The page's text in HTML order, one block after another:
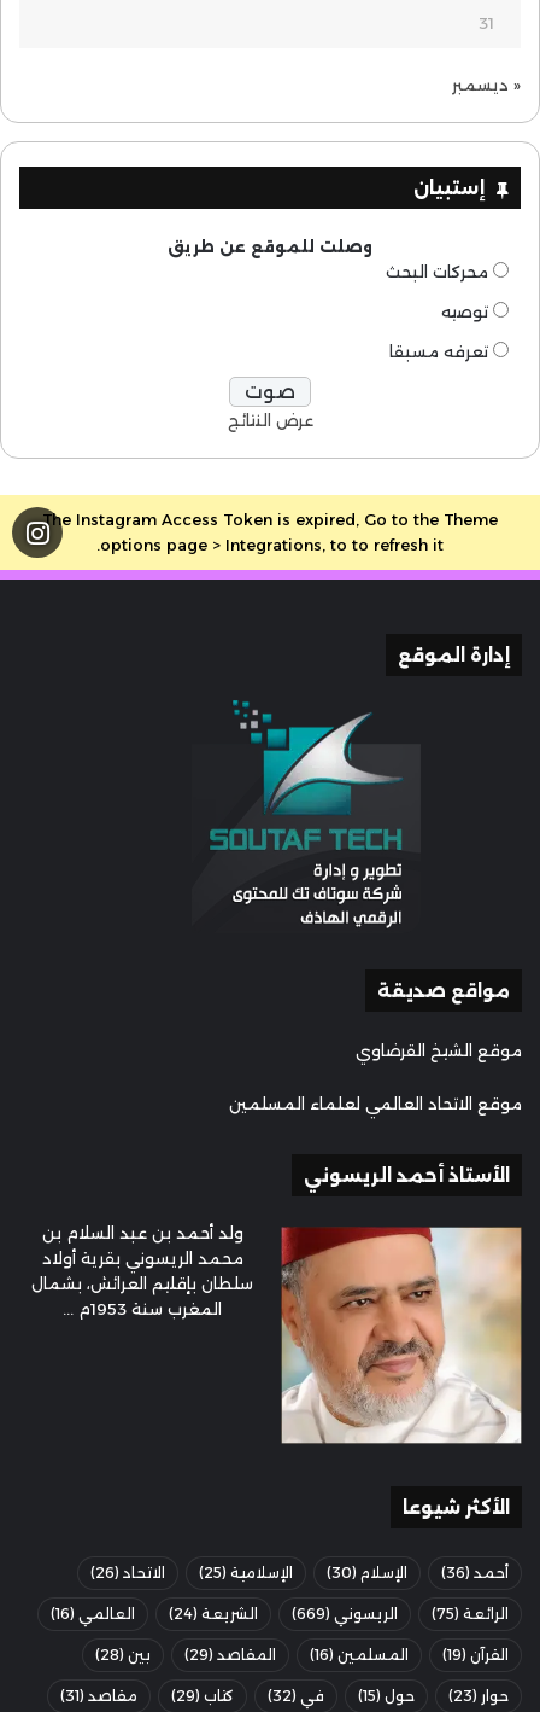
31
« ديسمبر
إستبيان
وصلت للموقع عن طريق
محركات البحث
توصيه
تعرفه مسبقا
عرض النتائج
The Instagram Access Token is expired, Go to the Theme
options page > Integrations, to to refresh it.
إدارة الموقع
مواقع صديقة
موقع الشيخ القرضاوي
موقع الاتحاد العالمي لعلماء المسلمين
الأستاذ أحمد الريسوني
ولد أحمد بن عبد السلام بن
محمد الريسوني بقرية أولاد
سلطان بإقليم العرائش، بشمال
المغرب سنة 1953م ...
الأكثر شيوعا
أحمد (36) الإسلام (30) الإسلامية (25) الاتحاد (26)
الرائعة (75) الريسوني (669) الشريعة (24) العالمي (16)
القرآن (19) المسلمين (16) المقاصد (29) بين (28)
حوار (23) حول (15) في (32) كتاب (29) مقاصد (31)